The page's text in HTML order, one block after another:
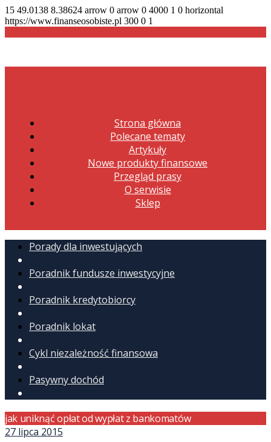
15 49.0138 8.38624 arrow 0 arrow 0 4000 1 0 horizontal
https://www.finanseosobiste.pl 300 0 1
Strona główna
Polecane tematy
Artykuły
Nowe produkty finansowe
Przegląd prasy
O serwisie
Sklep
Porady dla inwestujących
Poradnik fundusze inwestycyjne
Poradnik kredytobiorcy
Poradnik lokat
Cykl niezależność finansowa
Pasywny dochód
jak uniknąć opłat od wypłat z bankomatów
27 lipca 2015